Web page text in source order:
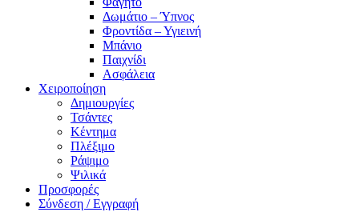
Δωμάτιο – Ύπνος
Φροντίδα – Υγιεινή
Μπάνιο
Παιχνίδι
Ασφάλεια
Χειροποίηση
Δημιουργίες
Τσάντες
Κέντημα
Πλέξιμο
Ράψιμο
Ψιλικά
Προσφορές
Σύνδεση / Εγγραφή